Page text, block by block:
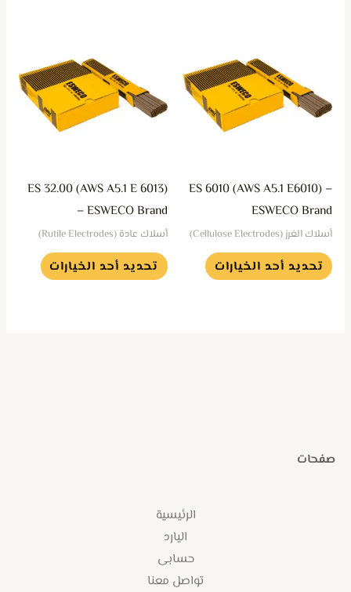
ES 6010 (AWS A5.1 E6010) –
ESWECO Brand
أسلاك الغرز (Cellulose Electrodes)
تحديد أحد الخيارات
من
الأشكال
المختلفة
يمكن
الخيارات
صفحة
ES 32.00 (AWS A5.1 E 6013)
– ESWECO Brand
أسلاك عادة (Rutile Electrodes)
تحديد أحد الخيارات
من
المختلفة
يمكن
الخيارات
صفحة
صفحات
الرئيسية
اليارد
حسابى
تواصل معنا